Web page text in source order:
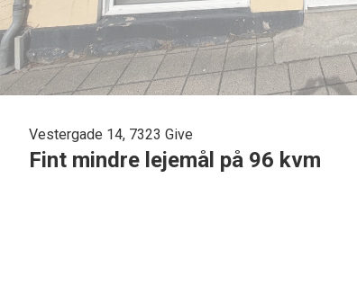
Vestergade 14, 7323 Give
Fint mindre lejemål på 96 kvm